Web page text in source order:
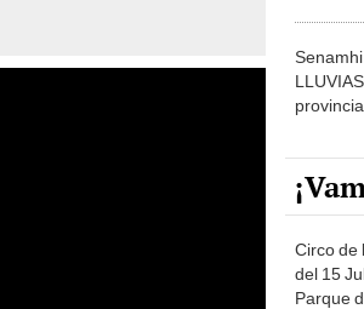
Circo de
del 15
Parque